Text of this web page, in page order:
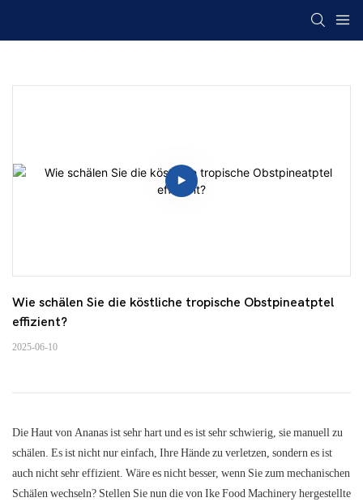
Wie schälen Sie die köstliche tropische Obstpineatptel
effizient?
2025-06-10
Die Haut von Ananas ist sehr hart und es ist sehr schwierig, sie manuell zu
schälen. Es ist nicht nur einfach, Ihre Hände zu verletzen, sondern es ist
auch nicht sehr effizient. Wäre es nicht besser, wenn Sie zum mechanischen
Schälen wechseln? Stellen Sie nun die von Ike Food Machinery hergestellte